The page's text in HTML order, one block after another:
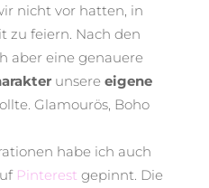
nicht vor hatten, in
zu feiern. Nach den
aber eine genauere
unsereeigene
Glamourös, Boho
habe ich auch
Pinterest gepinnt. Die